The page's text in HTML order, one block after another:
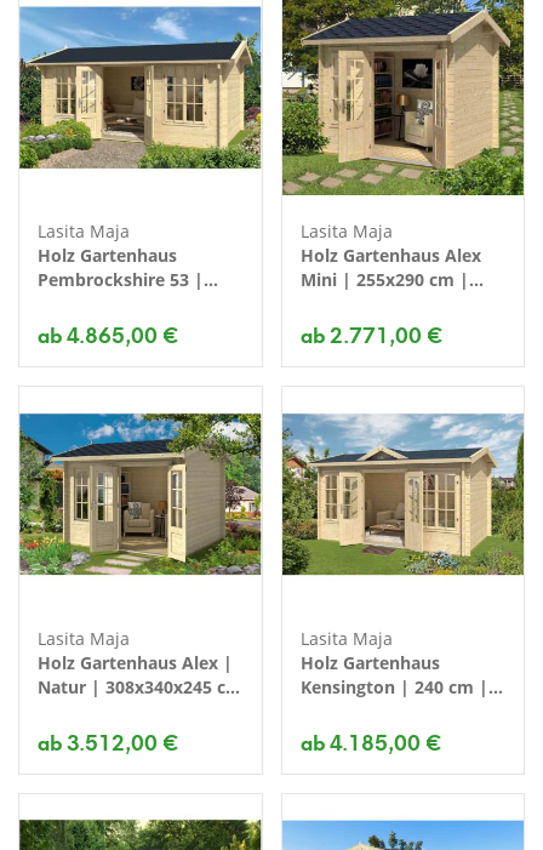
Lasita Maja
Holz Gartenhaus
Pembrockshire 53 |
ab 4.865,00 €
Lasita Maja
Holz Gartenhaus Alex
Mini | 255x290 cm |
ab 2.771,00 €
Lasita Maja
Holz Gartenhaus Alex |
Natur | 308x340x245 cm
ab 3.512,00 €
Lasita Maja
Holz Gartenhaus
Kensington | 240 cm |
ab 4.185,00 €